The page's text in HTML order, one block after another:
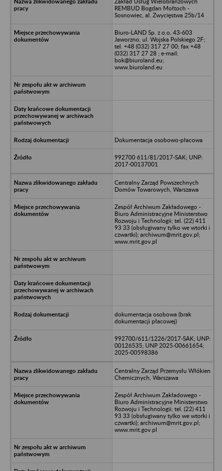
REMBUD Bogdan Mołtoch -
Sosnowiec, al. Zwycięstwa 25b/14
Biuro-LAND Sp. z o.o. 43-603
Jaworzno, ul. Wojska Polskiego 2F;
tel. +48 (032) 317 27 00; fax +48
(032) 317 27 28 ; e-mail:
bok@biuroland.eu;
www.biuroland.eu
Dokumentacja osobowo-płacowa
992700 611/81/2017-SAK; UNP:
2017-00137001
Centralny Zarząd Powszechnych
Domów Towarowych, Warszawa
Zespół Archiwum Zakładowego -
Biuro Administracyjne Ministerstwo
Rozwoju i Technologii; tel. (22) 411
93 33 (obsługiwany tylko we wtorki i
czwartki); archiwum@mrit.gov.pl;
www.mrit.gov.pl
dokumentacja osobowa (brak
dokumentacji płacowej)
992700/611/1226/2017-SAK; UNP:
00126535; UNP 2025-00661654;
2025-00598386
Centralny Zarząd Przemysłu Włókien
Chemicznych, Warszawa
Zespół Archiwum Zakładowego -
Biuro Administracyjne Ministerstwo
Rozwoju i Technologii; tel. (22) 411
93 33 (obsługiwany tylko we wtorki i
czwartki); archiwum@mrit.gov.pl;
www.mrit.gov.pl